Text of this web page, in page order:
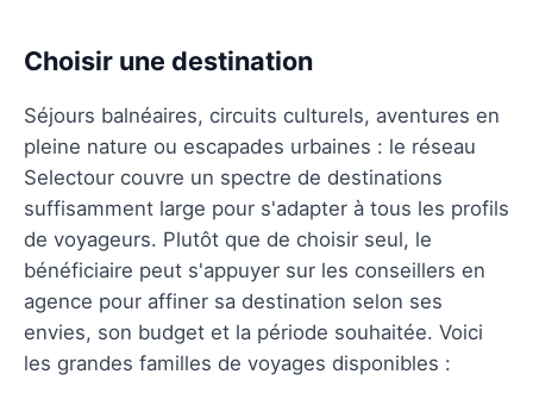
Choisir une destination
Séjours balnéaires, circuits culturels, aventures en
pleine nature ou escapades urbaines : le réseau
Selectour couvre un spectre de destinations
suffisamment large pour s'adapter à tous les profils
de voyageurs. Plutôt que de choisir seul, le
bénéficiaire peut s'appuyer sur les conseillers en
agence pour affiner sa destination selon ses
envies, son budget et la période souhaitée. Voici
les grandes familles de voyages disponibles :